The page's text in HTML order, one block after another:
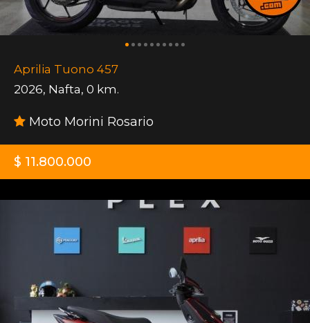
Aprilia Tuono 457
2026, Nafta, 0 km.
Moto Morini Rosario
$ 11.800.000